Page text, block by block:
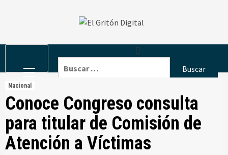
Menu
Nacional
Conoce Congreso consulta
para titular de Comisión de
Atención a Víctimas